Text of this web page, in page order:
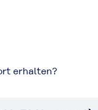
erhalten?